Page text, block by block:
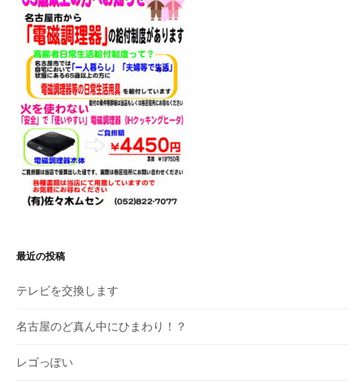
ョ
ン
最近の投稿
テレビを交換します
名古屋のど真ん中にひまわり！？
レゴっぽい